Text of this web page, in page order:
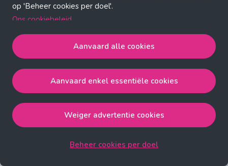
op 'Beheer cookies per doel'.
Ons cookiebeleid
Aanvaard alle cookiesgaat akkoord met de strict
noodzakelijke, analytische, functionele en advertentie
cookies.
de strict noodzakelijke cookies.
Weiger advertentie cookiesgaat akkoord met de strict
Aanvaard alle cookies
Aanvaard enkel essentiële cookies
Weiger advertentie cookies
Beheer cookies per doel